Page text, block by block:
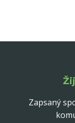
Zapsaný